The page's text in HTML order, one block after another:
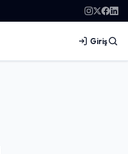
Giriş